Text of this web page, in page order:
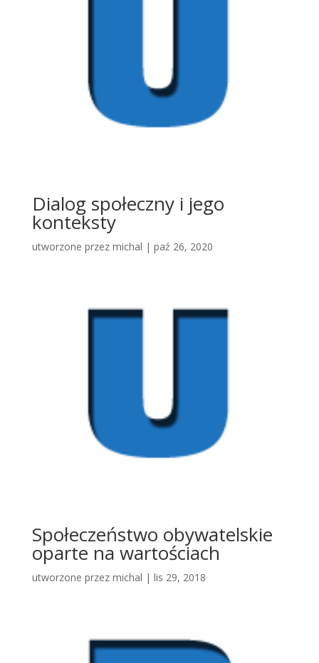
Dialog społeczny i jego
konteksty
utworzone przez michal | paź 26, 2020
Społeczeństwo obywatelskie
oparte na wartościach
utworzone przez michal | lis 29, 2018